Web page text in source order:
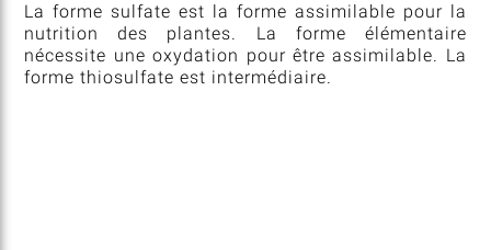
La forme sulfate est la forme assimilable pour la
nutrition des plantes. La forme élémentaire
nécessite une oxydation pour être assimilable. La
forme thiosulfate est intermédiaire.